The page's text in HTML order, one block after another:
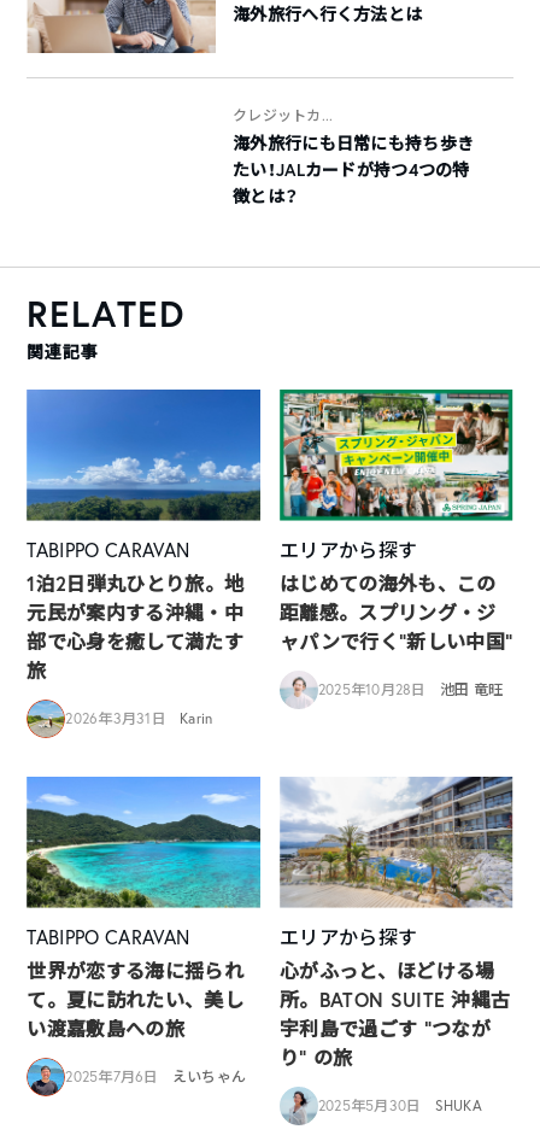
海外旅行へ行く方法とは
クレジットカ...
海外旅行にも日常にも持ち歩き
たい！JALカードが持つ4つの特
徴とは？
RELATED
関連記事
TABIPPO CARAVAN
1泊2日弾丸ひとり旅。地
元民が案内する沖縄・中
部で心身を癒して満たす
旅
2026年3月31日 Karin
エリアから探す
はじめての海外も、この
距離感。スプリング・ジ
ャパンで行く“新しい中国”
2025年10月28日 池田 竜旺
TABIPPO CARAVAN
世界が恋する海に揺られ
て。夏に訪れたい、美し
い渡嘉敷島への旅
2025年7月6日 えいちゃん
エリアから探す
心がふっと、ほどける場
所。BATON SUITE 沖縄古
宇利島で過ごす “つなが
り” の旅
2025年5月30日 SHUKA